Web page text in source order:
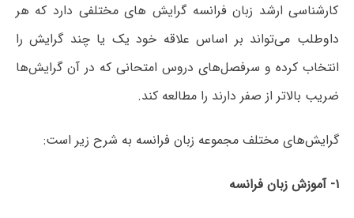
کارشناسی ارشد زبان فرانسه گرایش های مختلفی دارد که هر
داوطلب می‌تواند بر اساس علاقه خود یک یا چند گرایش را
انتخاب کرده و سرفصل‌های دروس امتحانی که در آن گرایش‌ها
ضریب بالاتر از صفر دارند را مطالعه کند.
گرایش‌های مختلف مجموعه زبان فرانسه به شرح زیر است:
۱- آموزش زبان فرانسه